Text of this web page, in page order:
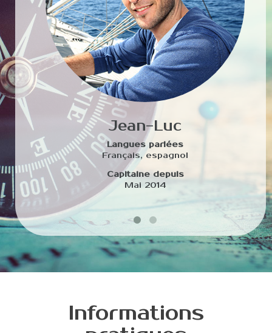
Jean-Luc
Langues parlées
Français, espagnol
Capitaine depuis
Mai 2014
Informations